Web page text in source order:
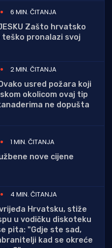
6 MIN. ČITANJA
Zašto hrvatsko
pronalazi svoj
2 MIN. ČITANJA
usred požara koji
okolicom ovaj tip
ne dopušta
1 MIN. ČITANJA
nove cijene
4 MIN. ČITANJA
Hrvatsku, stiže
u vodičku diskoteku
pita: "Gdje ste sad,
kad se okreće